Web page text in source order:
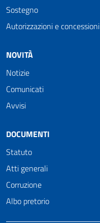
Sostegno
Autorizzazioni e concessioni
NOVITÀ
Notizie
Comunicati
Avvisi
DOCUMENTI
Statuto
Atti generali
Corruzione
Albo pretorio